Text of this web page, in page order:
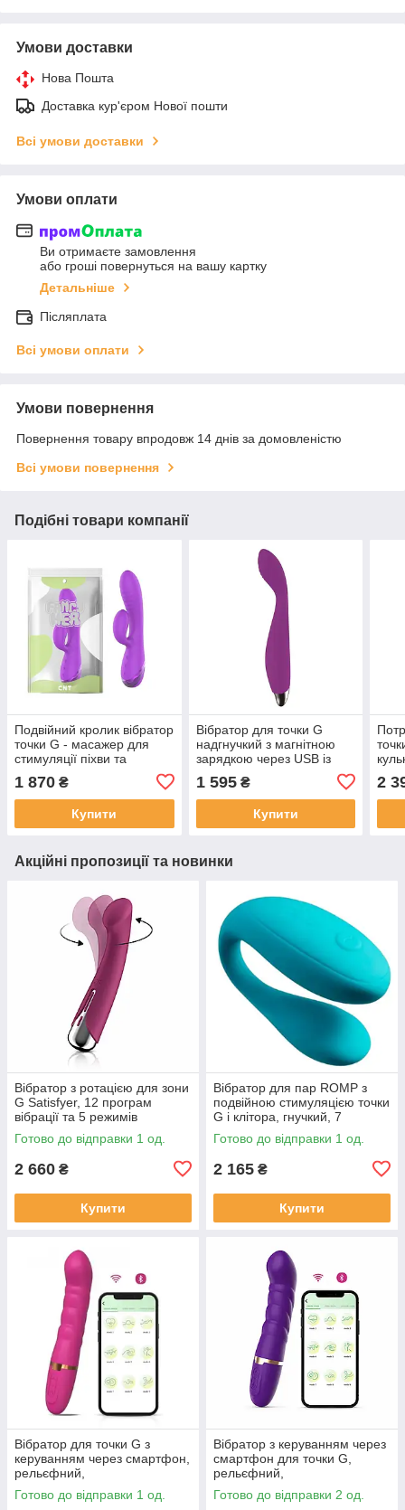
Умови доставки
Нова Пошта
Доставка кур'єром Нової пошти
Всі умови доставки
Умови оплати
Ви отримаєте замовлення
або гроші повернуться на вашу картку
Детальніше
Післяплата
Всі умови оплати
Умови повернення
Повернення товару впродовж 14 днів за домовленістю
Всі умови повернення
Подібні товари компанії
Подвійний кролик вібратор
точки G - масажер для
стимуляції піхви та
1 870 ₴
Купити
Вібратор для точки G
надгнучкий з магнітною
зарядкою через USB із
силікону з 10 режимами
вібрації фіолетовий
1 595₴
Купити
2
Акційні пропозиції та новинки
Вібратор з ротацією для зони
G Satisfyer, 12 програм
вібрації та 5 режимів
обертання
Готово до відправки 1 од.
2 660 ₴
Купити
Вібратор для пар ROMP з
подвійною стимуляцією точки
G і клітора, гнучкий, 7
режимів
Готово до відправки 1 од.
2 165 ₴
Купити
Вібратор для точки G з
керуванням через смартфон,
рельєфний,
водонепроникний, 9 режимів,
рожевий
Готово до відправки 1 од.
Вібратор з керуванням через
смартфон для точки G,
рельєфний,
водонепроникний, 9 режимів,
фіолетовий
Готово до відправки 2 од.